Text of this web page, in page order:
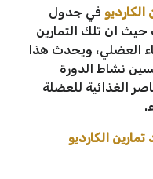
الكارديو في جدول
ان تلك التمارين
العضلي، ويحدث هذا
نشاط الدورة
الغذائية للعضلة
الكارديو